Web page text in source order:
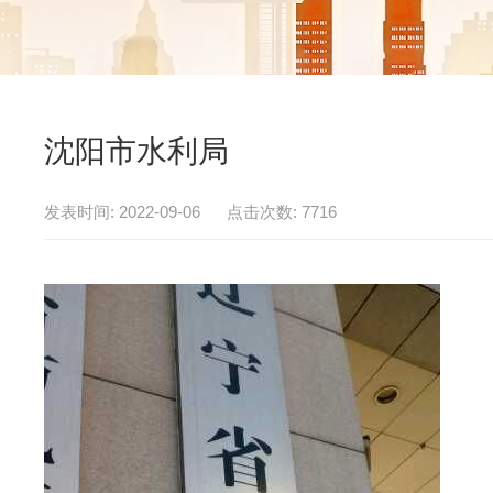
沈阳市水利局
发表时间: 2022-09-06 点击次数: 7716